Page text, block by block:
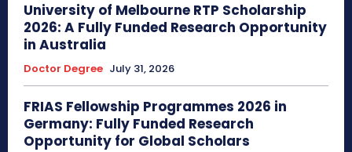
University of Melbourne RTP Scholarship
2026: A Fully Funded Research Opportunity
in Australia
Doctor Degree July 31, 2026
FRIAS Fellowship Programmes 2026 in
Germany: Fully Funded Research
Opportunity for Global Scholars